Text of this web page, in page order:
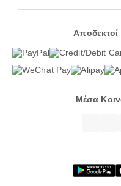
Μέσα